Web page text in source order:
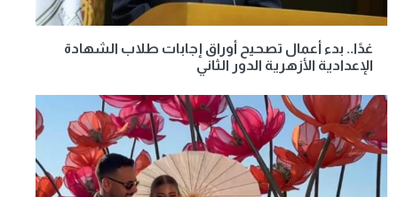
غدًا.. بدء أعمال تصحيح أوراق إجابات طلاب الشهادة
الإعدادية الأزهرية الدور الثاني